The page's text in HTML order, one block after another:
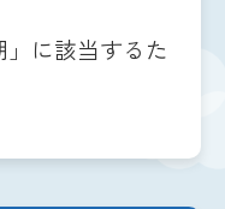
に該当するた